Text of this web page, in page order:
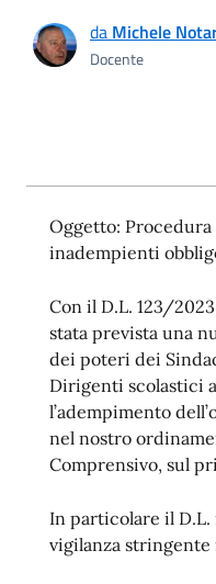
da Michele
Docente
Oggetto:
inadempienti
Con il D.L. 123/
stata prevista una
dei poteri dei
Dirigenti scolastici
l’adempimento
nel nostro
Comprensivo, sul
In particolare il D.L.
vigilanza stringente